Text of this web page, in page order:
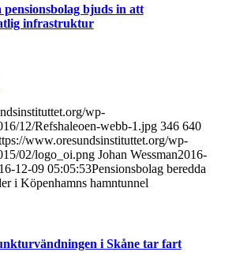
bjuds in att
infrastruktur
wp-
12/Refshaleoen-webb-1.jpg 346 640
www.oresundsinstituttet.org/wp-
02/logo_oi.png Johan Wessman2016-
12-09 05:05:53Pensionsbolag beredda
i Köpenhamns hamntunnel
i Skåne tar fart